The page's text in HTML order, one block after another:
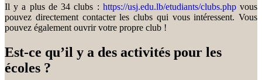
Il y a plus de 34 clubs : https://usj.edu.lb/etudiants/clubs.phpvous
pouvez directement contacter les clubs qui vous intéressent. Vous
pouvez également ouvrir votre propre club !
Est-ce qu’il y a des activités pour les
écoles ?